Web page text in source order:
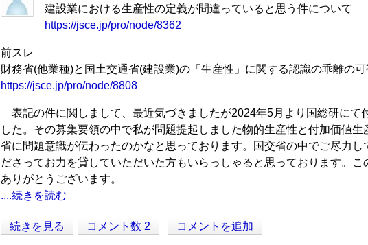
う
労
務
費
に
関
す
る
問
題
に
建設業における生産性の定義が間違っていると思う件について
https://jsce.jp/pro/node/8362
前スレ
財務省(他業種)と国土交通省(建設業)の「生産性」に関する認識の乖離の可
https://jsce.jp/pro/node/8808
表記の件に関しまして、最近気づきましたが2024年5月より国総研にて
した。その募集要領の中で私が問題提起しました物的生産性と付加価値
省に問題意識が伝わったのかなと思っております。国交省の中でご尽力
ださってお力を貸していただいた方もいらっしゃると思っております。
ありがとうございます。
....続きを読む
【お
続きを見る コメント数 2 コメントを追加